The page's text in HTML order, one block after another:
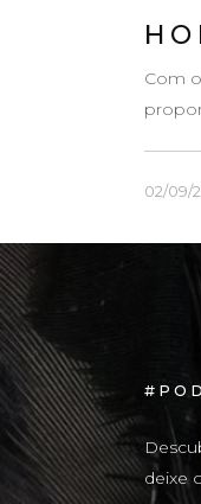
Com
02/09/
deixe